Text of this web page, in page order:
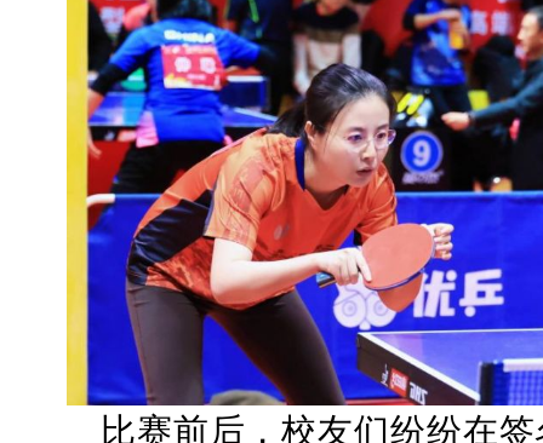
比赛前后，校友们纷纷在